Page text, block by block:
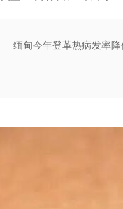
缅甸今年登革热病发率降